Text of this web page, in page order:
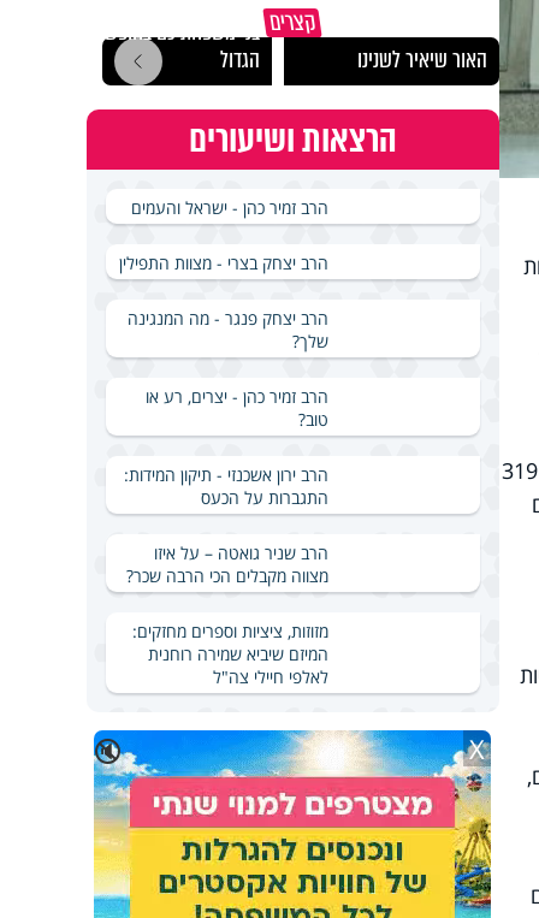
עוד עולה מהנתונים, כי מספר החולים הפעילים ירד ל-5,042. בבתי החולים מאושפזים 490 חולים, ביניהם 319
קצרים
האור שיאיר לשנינו
בני משפחתיכם בחופש
הגדול
הרצאות ושיעורים
הרב זמיר כהן - ישראל והעמים
הרב יצחק בצרי - מצוות התפילין
הרב יצחק פנגר - מה המנגינה
שלך?
הרב זמיר כהן - יצרים, רע או
טוב?
הרב ירון אשכנזי - תיקון המידות:
התגברות על הכעס
הרב שניר גואטה – על איזו
מצווה מקבלים הכי הרבה שכר?
מזוזות, ציציות וספרים מחזקים:
המיזם שיביא שמירה רוחנית
לאלפי חיילי צה"ל
🔇 X